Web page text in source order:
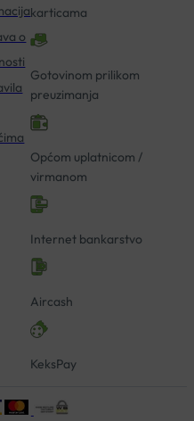
o
karticama
Gotovinom prilikom
preuzimanja
Općom uplatnicom /
virmanom
Internet bankarstvo
Aircash
KeksPay